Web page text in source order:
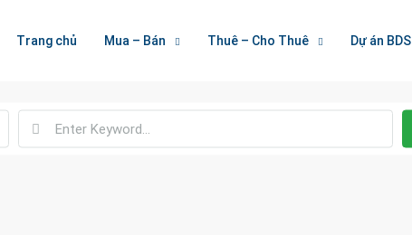
Trang chủ Mua – Bán Thuê – Cho Thuê Dự án BDS
Welcome To Houzez